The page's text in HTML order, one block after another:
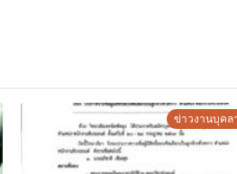
ข่าวงานบุคล